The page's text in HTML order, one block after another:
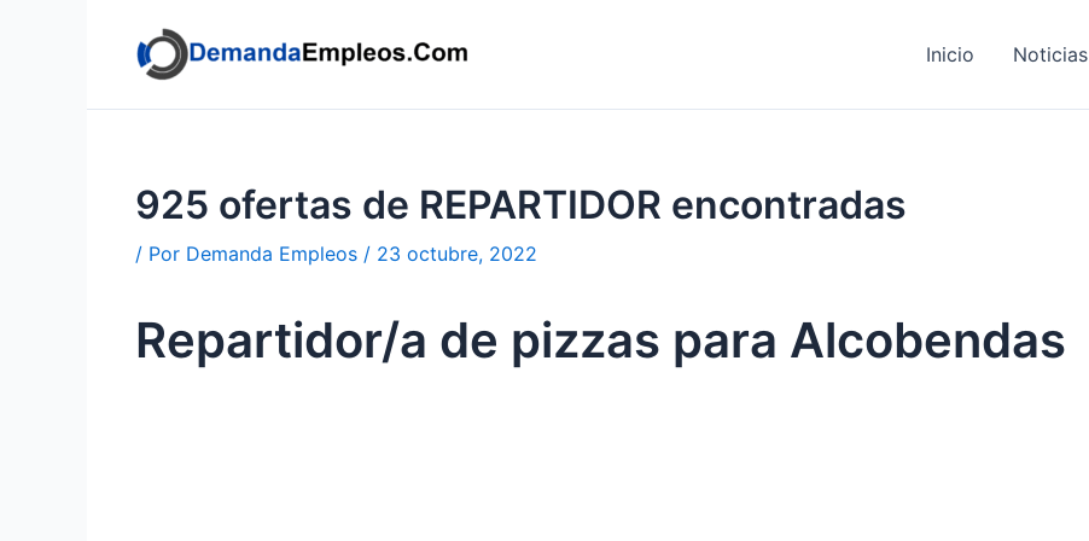
Inicio Noticias
925 ofertas de REPARTIDOR encontradas
/ Por Demanda Empleos / 23 octubre, 2022
Repartidor/a de pizzas para Alcobendas